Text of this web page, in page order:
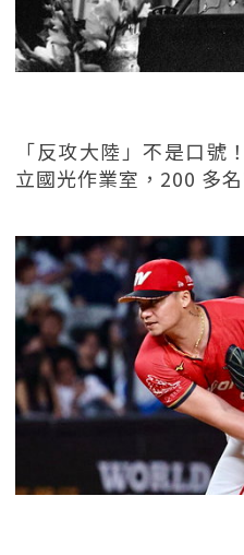
「反攻大陸」不是口號
立國光作業室，200 多